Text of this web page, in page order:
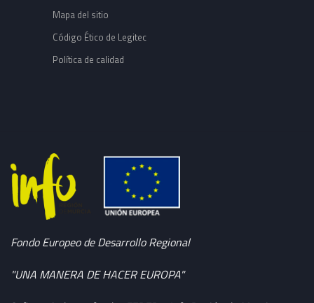
Mapa del sitio
Código Ético de Legitec
Política de calidad
Fondo Europeo de Desarrollo Regional
"UNA MANERA DE HACER EUROPA"